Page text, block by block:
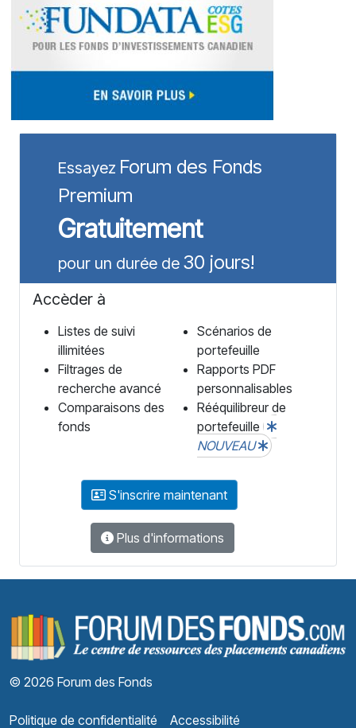
Essayez Forum des Fonds
Premium
Gratuitement
pour un durée de 30 jours!
Accèder à
Listes de suivi
illimitées
Filtrages de
recherche avancé
Comparaisons des
fonds
Scénarios de
portefeuille
Rapports PDF
personnalisables
Rééquilibreur de
portefeuille
NOUVEAU
S'inscrire maintenant
Plus d'informations
© 2026 Forum des Fonds
Politique de confidentialité Accessibilité